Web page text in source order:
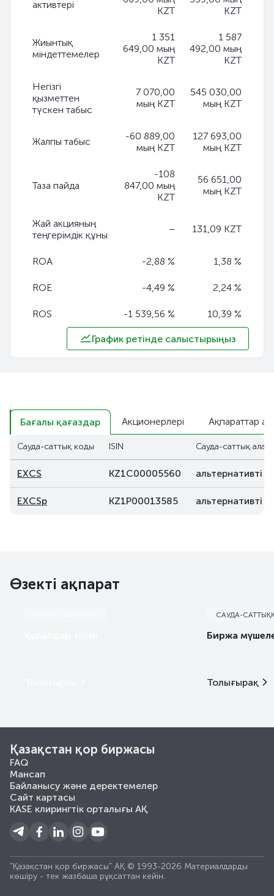
активтері
KZT
KZT
Жиынтық
міндеттемелер
1 351
649,00 мың
KZT
1 587
492,00 мың
KZT
Негізгі
қызметтен
түскен табыс
7 070,00
мың KZT
545 030,00
мың KZT
Жалпы табыс
-60 889,00
мың KZT
127 693,00
мың KZT
Таза пайда
-108
847,00 мың
KZT
56 651,00
мың KZT
Жай акцияның
теңгерімдік құны
– 131,09 KZT
ROA -2,88 % 1,38 %
ROE -4,49 % 2,24 %
ROS -1 539,56 % 10,39 %
График ретінде салыстырыңыз
Бағалы қағаздар Акционерлері Ақпараттар
Сауда-саттық коды ISIN Сауда-саттық алаң
EXCS KZ1C00005560 альтернативті
EXCSp KZ1P00013585 альтернативті
Өзекті ақпарат
САУДА-
Биржа
Толығырақ
Қазақстан қор биржасы
FAQ
Мансап
Байланысу және деректемелер
Сайт картасы
KASE клирингтік орталығы АҚ
"Қазақстан қор биржасы" АҚ © 1993-2026 Материалдарды
көшiру - тек жазбаша рұқсаттан кейiн.